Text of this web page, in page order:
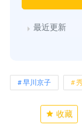
最近更新
早川京子
收藏